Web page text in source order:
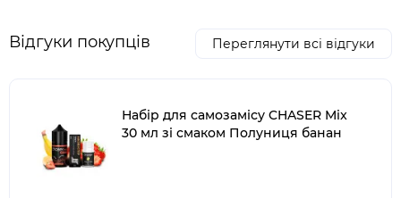
Відгуки покупців Переглянути всі відгуки
Набір для самозамісу CHASER Mix
30 мл зі смаком Полуниця банан